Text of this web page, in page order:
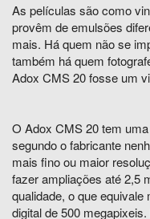
As películas são como
provêm de emulsões
mais. Há quem não se
também há quem
Adox CMS 20 fosse um
O Adox CMS 20 tem
segundo o fabricante
mais fino ou maior
fazer ampliações até 2,5
qualidade, o que
digital de 500